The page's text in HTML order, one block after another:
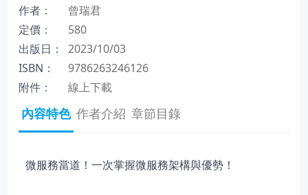
作者：
曾瑞君
定價：
580
出版日：
2023/10/03
ISBN：
9786263246126
附件：
線上下載
內容特色 作者介紹 章節目錄
微服務當道！一次掌握微服務架構與優勢！